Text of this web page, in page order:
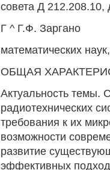
совета Д 212.208.10,
Г ^ Г.Ф. Заргано
математических
ОБЩАЯ
Актуальность темы.
радиотехнических
требования к их
возможности
развитие
эффективных